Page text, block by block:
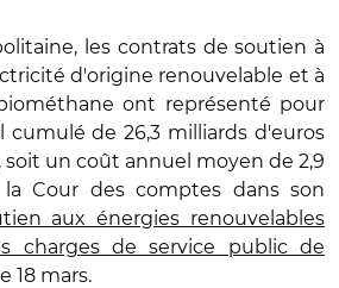
les contrats de soutien à
d'origine renouvelable et à
ont représenté pour
de 26,3 milliards d'euros
soit un coût annuel moyen de 2,9
la Cour des comptes dans son
aux énergies renouvelables
charges de service public de
18 mars.